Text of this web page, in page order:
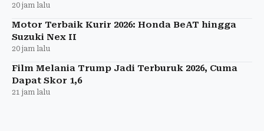
20 jam lalu
Motor Terbaik Kurir 2026: Honda BeAT hingga
Suzuki Nex II
20 jam lalu
Film Melania Trump Jadi Terburuk 2026, Cuma
Dapat Skor 1,6
21 jam lalu